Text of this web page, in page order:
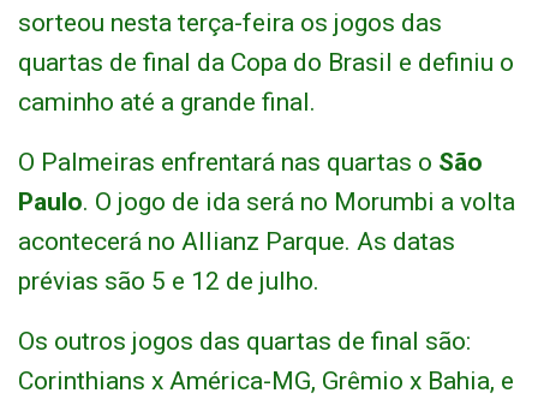
sorteou nesta terça-feira os jogos das
quartas de final da Copa do Brasil e definiu o
caminho até a grande final.
O Palmeiras enfrentará nas quartas o São
Paulo. O jogo de ida será no Morumbi a volta
acontecerá no Allianz Parque. As datas
prévias são 5 e 12 de julho.
Os outros jogos das quartas de final são:
Corinthians x América-MG, Grêmio x Bahia, e